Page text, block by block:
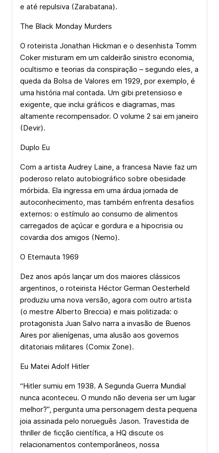
e até repulsiva (Zarabatana).
The Black Monday Murders
O roteirista Jonathan Hickman e o desenhista Tomm
Coker misturam em um caldeirão sinistro economia,
ocultismo e teorias da conspiração – segundo eles, a
queda da Bolsa de Valores em 1929, por exemplo, é
uma história mal contada. Um gibi pretensioso e
exigente, que inclui gráficos e diagramas, mas
altamente recompensador. O volume 2 sai em janeiro
(Devir).
Duplo Eu
Com a artista Audrey Laine, a francesa Navie faz um
poderoso relato autobiográfico sobre obesidade
mórbida. Ela ingressa em uma árdua jornada de
autoconhecimento, mas também enfrenta desafios
externos: o estímulo ao consumo de alimentos
carregados de açúcar e gordura e a hipocrisia ou
covardia dos amigos (Nemo).
O Eternauta 1969
Dez anos após lançar um dos maiores clássicos
argentinos, o roteirista Héctor German Oesterheld
produziu uma nova versão, agora com outro artista
(o mestre Alberto Breccia) e mais politizada: o
protagonista Juan Salvo narra a invasão de Buenos
Aires por alienígenas, uma alusão aos governos
ditatoriais militares (Comix Zone).
Eu Matei Adolf Hitler
“Hitler sumiu em 1938. A Segunda Guerra Mundial
nunca aconteceu. O mundo não deveria ser um lugar
melhor?”, pergunta uma personagem desta pequena
joia assinada pelo norueguês Jason. Travestida de
thriller de ficção científica, a HQ discute os
relacionamentos contemporâneos, nossa